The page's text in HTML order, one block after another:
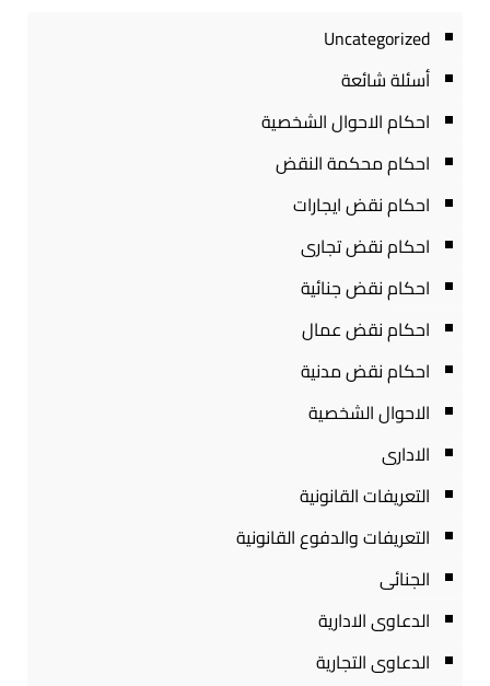
Uncategorized
أسئلة شائعة
احكام الاحوال الشخصية
احكام محكمة النقض
احكام نقض ايجارات
احكام نقض تجارى
احكام نقض جنائية
احكام نقض عمال
احكام نقض مدنية
الاحوال الشخصية
الادارى
التعريفات القانونية
التعريفات والدفوع القانونية
الجنائى
الدعاوى الادارية
الدعاوى التجارية